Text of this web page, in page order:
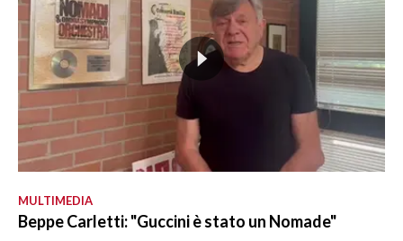
MULTIMEDIA
Beppe Carletti: "Guccini è stato un Nomade"